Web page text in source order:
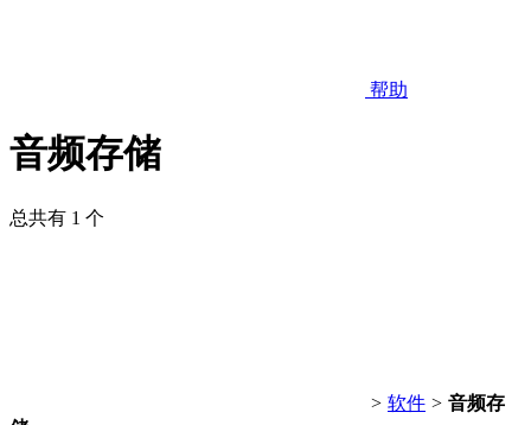
帮助
音频存储
总共有 1 个
> 软件 > 音频存